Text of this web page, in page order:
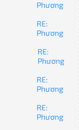
Phương
RE:
Phương
RE:
Phương
RE:
Phương
RE:
Phương